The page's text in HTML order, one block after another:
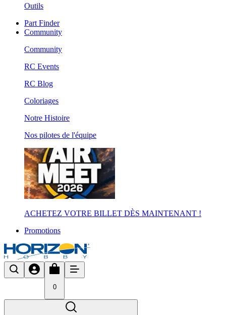
Outils
Part Finder
Community
Community
RC Events
RC Blog
Coloriages
Notre Histoire
Nos pilotes de l'équipe
ACHETEZ VOTRE BILLET DÈS MAINTENANT !
Promotions
0